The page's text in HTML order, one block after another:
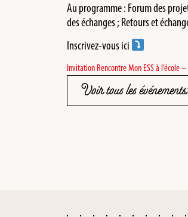
Au programme : Forum des
des échanges ; Retours et
Inscrivez-vous ici
Invitation Rencontre Mon ESS à l’école
Voir tous les événements